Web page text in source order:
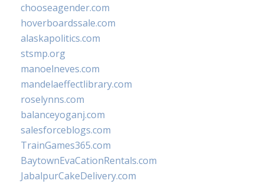
chooseagender.com
hoverboardssale.com
alaskapolitics.com
stsmp.org
manoelneves.com
mandelaeffectlibrary.com
roselynns.com
balanceyoganj.com
salesforceblogs.com
TrainGames365.com
BaytownEvaCationRentals.com
JabalpurCakeDelivery.com